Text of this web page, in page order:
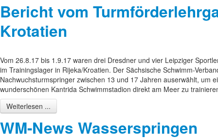
Bericht vom
Krotatien
Vom 26.8.17 bis 1.9.17 waren drei Dresdner und vier Leipziger
im Trainingslager in Rijeka/Kroatien. Der Sächsische Schwimm-
Nachwuchsturmspringer zwischen 13 und 17 Jahren auserwählt, um
wunderschönen Kantrida Schwimmstadion direkt am Meer zu
Weiterlesen ...
WM-News Wasserspringen